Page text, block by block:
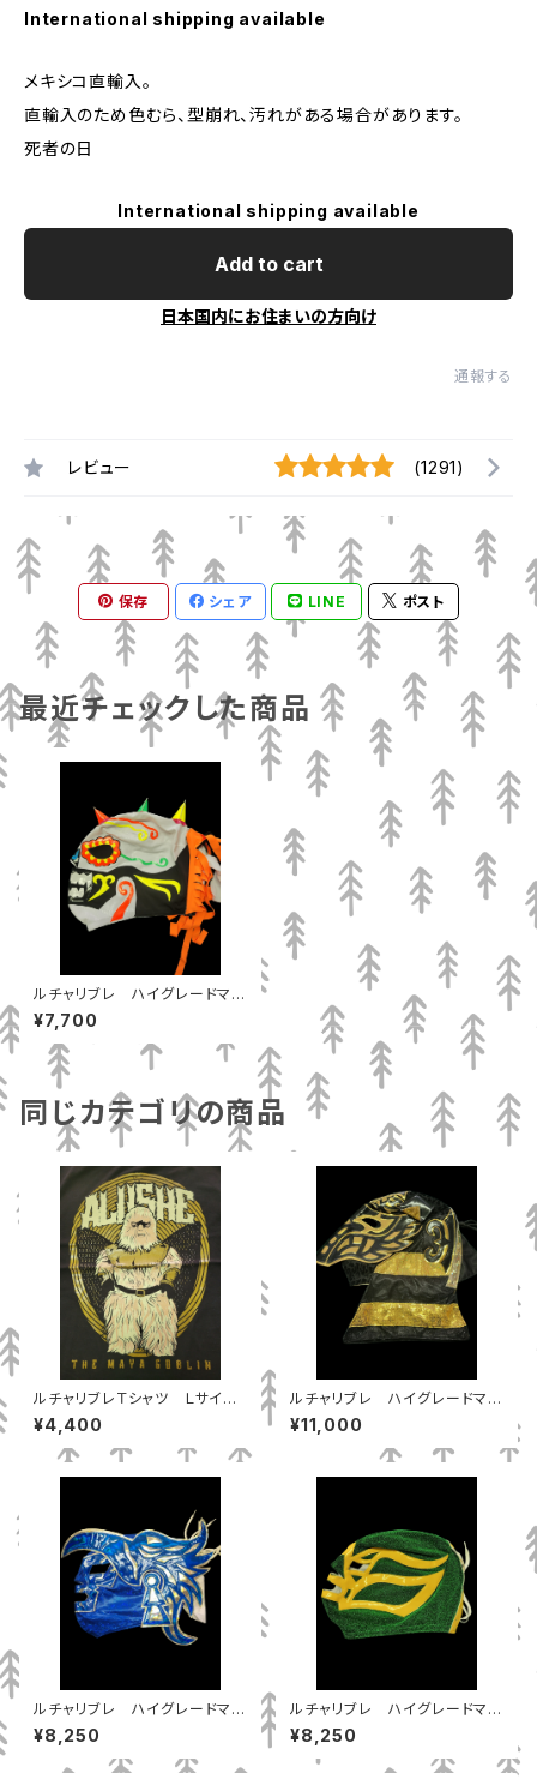
International shipping available
メキシコ直輸入。
直輸入のため色むら、型崩れ、汚れがある場合があります。
死者の日
International shipping available
Add to cart
日本国内にお住まいの方向け
通報する
レビュー (1291)
保存 シェア LINE ポスト
最近チェックした商品
ルチャリブレ ハイグレードマス
ク メフィスト
¥7,700
同じカテゴリの商品
ルチャリブレＴシャツ Ｌサイ
ズ ９９，アルーシェ
¥4,400
ルチャリブレ ハイグレードマス
ク エスフィンへ
¥11,000
ルチャリブレ ハイグレードマス
ク ドクトルワグナーJr
¥8,250
ルチャリブレ ハイグレードマス
ク フィシュマン
¥8,250